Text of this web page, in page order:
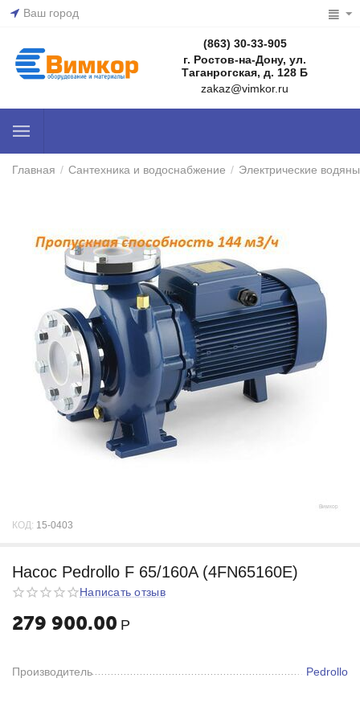
Ваш город
(863) 30-33-905
г. Ростов-на-Дону, ул.
Таганрогская, д. 128 Б
zakaz@vimkor.ru
Главная / Сантехника и водоснабжение / Электрические
КОД: 15-0403
Насос Pedrollo F 65/160A (4FN65160E)
Написать отзыв
279 900.00 Р
Производитель Pedrollo